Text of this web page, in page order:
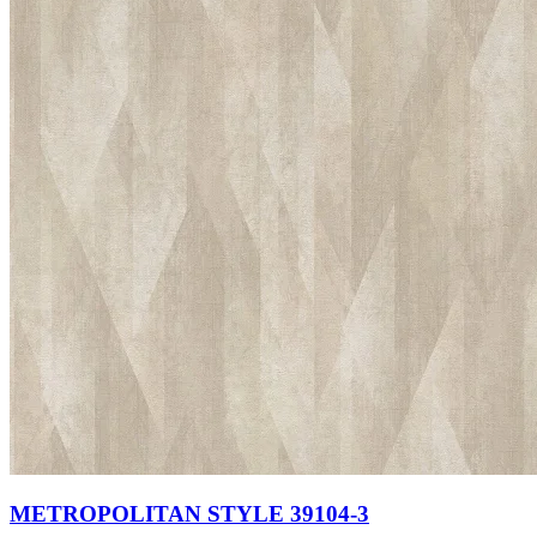
METROPOLITAN STYLE 39104-3